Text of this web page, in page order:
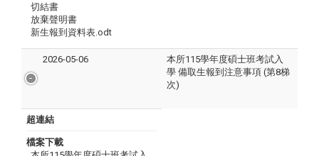
切結書
放棄聲明書
新生報到資料表.odt
2026-05-06
本所115學年度碩士班考試入
學 備取生報到注意事項 (第8梯
次)
超連結
檔案下載